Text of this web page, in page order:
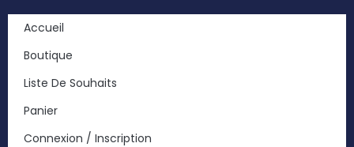
Accueil
Boutique
Liste De Souhaits
Panier
Connexion / Inscription